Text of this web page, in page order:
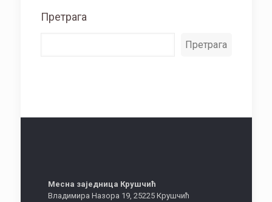
Претрага
Претрага
Месна заједница Крушчић
Владимира Назора 19, 25225 Крушчић